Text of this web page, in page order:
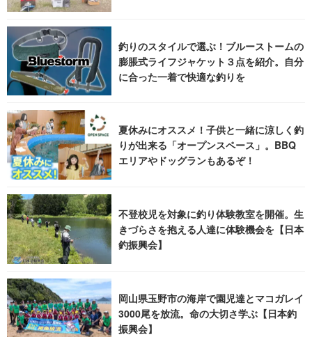
釣りのスタイルで選ぶ！ブルーストームの
膨脹式ライフジャケット３点を紹介。自分
に合った一着で快適な釣りを
夏休みにオススメ！子供と一緒に涼しく釣
りが出来る「オープンスペース」。BBQ
エリアやドッグランもあるぞ！
不登校児を対象に釣り体験教室を開催。生
きづらさを抱える人達に体験機会を【日本
釣振興会】
岡山県玉野市の海岸で園児達とマコガレイ
3000尾を放流。命の大切さ学ぶ【日本釣
振興会】